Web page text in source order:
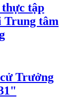
thực tập
Trung tâm
Trưởng